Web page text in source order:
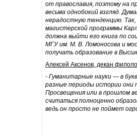
от православия, поэтому на
весьма однобокий взгляд.
нерадостную тенденцию. Так,
магистерской программы
должна выйти его книга по
МГУ им. М. В. Ломоносова и
получать образование в
Алексей Аксенов, декан
- Гуманитарные науки — в
разные периоды истории они
Просвещения или в прошлом
считаться полноценно
ведь он просто не поймет